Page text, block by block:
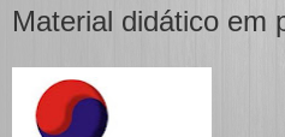
Material didático em